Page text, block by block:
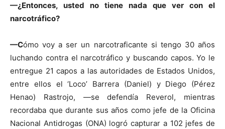
—¿Entonces, usted no tiene nada que ver con el
narcotráfico?
—Cómo voy a ser un narcotraficante si tengo 30 años
luchando contra el narcotráfico y buscando capos. Yo le
entregue 21 capos a las autoridades de Estados Unidos,
entre ellos el ‘Loco’ Barrera (Daniel) y Diego (Pérez
Henao) Rastrojo, —se defendía Reverol, mientras
recordaba que durante sus años como jefe de la Oficina
Nacional Antidrogas (ONA) logró capturar a 102 jefes de